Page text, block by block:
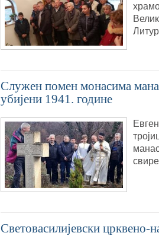
Служен помен монасима
убијени 1941. године
Световасилијевски црквено-